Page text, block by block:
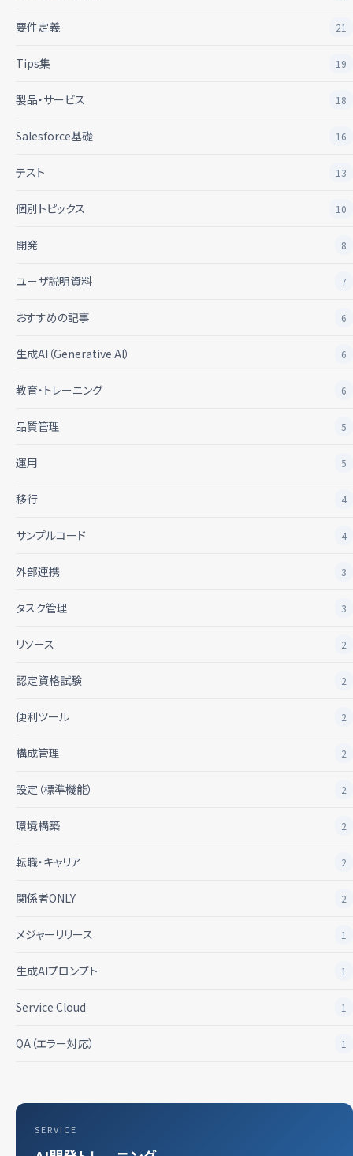
要件定義 21
Tips集 19
製品・サービス 18
Salesforce基礎 16
テスト 13
個別トピックス 10
開発 8
ユーザ説明資料 7
おすすめの記事 6
生成AI（Generative AI） 6
教育・トレーニング 6
品質管理 5
運用 5
移行 4
サンプルコード 4
外部連携 3
タスク管理 3
リソース 2
認定資格試験 2
便利ツール 2
構成管理 2
設定（標準機能） 2
環境構築 2
転職・キャリア 2
関係者ONLY 2
メジャーリリース 1
生成AIプロンプト 1
Service Cloud 1
QA（エラー対応） 1
SERVICE